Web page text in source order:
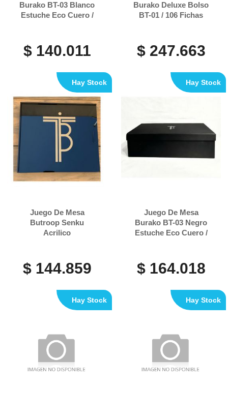
Burako BT-03 Blanco
Estuche Eco Cuero /
$ 140.011
Burako Deluxe Bolso
BT-01 / 106 Fichas
$ 247.663
Juego De Mesa
Butroop Senku
Acrilico
$ 144.859
Hay Stock
Juego De Mesa
Burako BT-03 Negro
Estuche Eco Cuero /
$ 164.018
Hay Stock
Hay Stock Hay Stock